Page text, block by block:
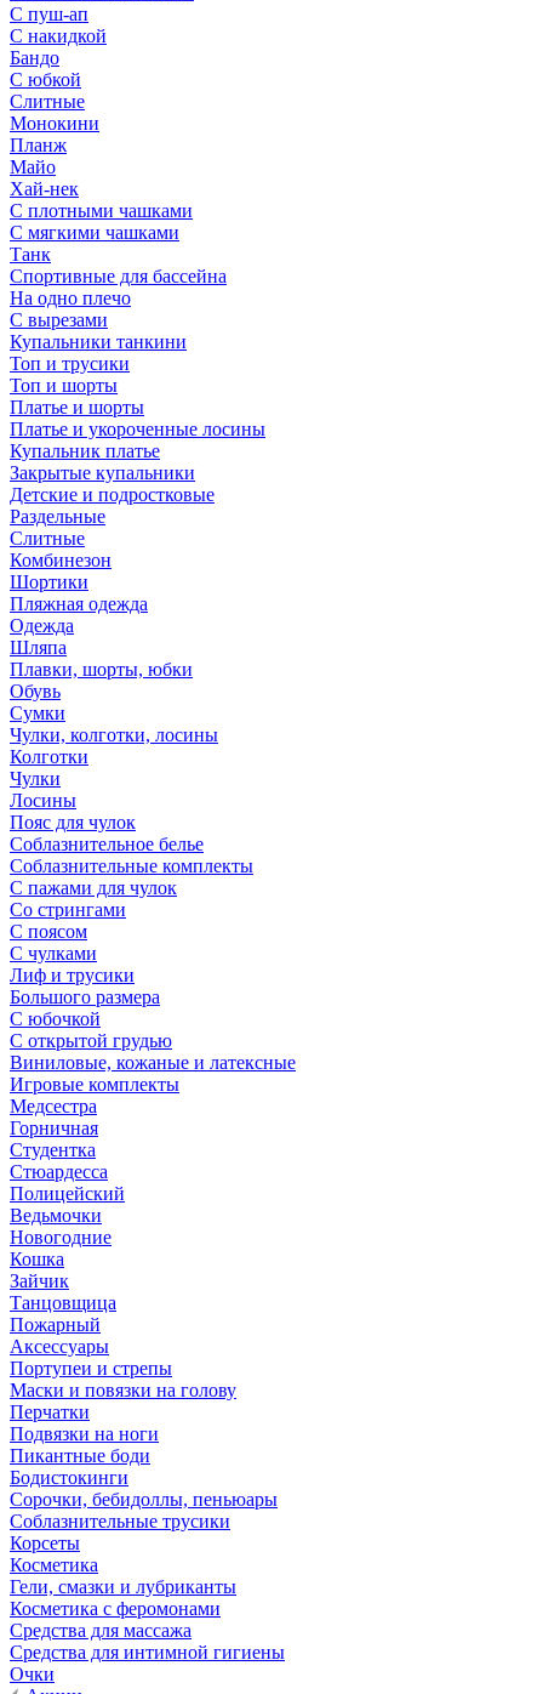
С пуш-ап
С накидкой
Бандо
С юбкой
Слитные
Монокини
Планж
Майо
Хай-нек
С плотными чашками
С мягкими чашками
Танк
Спортивные для бассейна
На одно плечо
С вырезами
Купальники танкини
Топ и трусики
Топ и шорты
Платье и шорты
Платье и укороченные лосины
Купальник платье
Закрытые купальники
Детские и подростковые
Раздельные
Слитные
Комбинезон
Шортики
Пляжная одежда
Одежда
Шляпа
Плавки, шорты, юбки
Обувь
Сумки
Чулки, колготки, лосины
Колготки
Чулки
Лосины
Пояс для чулок
Соблазнительное белье
Соблазнительные комплекты
С пажами для чулок
Со стрингами
С поясом
С чулками
Лиф и трусики
Большого размера
С юбочкой
С открытой грудью
Виниловые, кожаные и латексные
Игровые комплекты
Медсестра
Горничная
Студентка
Стюардесса
Полицейский
Ведьмочки
Новогодние
Кошка
Зайчик
Танцовщица
Пожарный
Аксессуары
Портупеи и стрепы
Маски и повязки на голову
Перчатки
Подвязки на ноги
Пикантные боди
Бодистокинги
Сорочки, бебидоллы, пеньюары
Соблазнительные трусики
Корсеты
Косметика
Гели, смазки и лубриканты
Косметика с феромонами
Средства для массажа
Средства для интимной гигиены
Очки